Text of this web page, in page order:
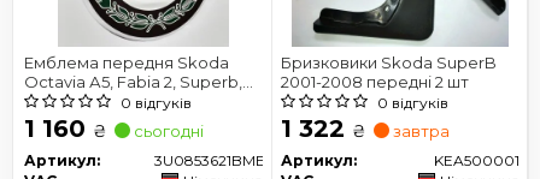
Емблема передня Skoda
Octavia А5, Fabia 2, Superb,
Roomster, Yeti (діаметр 88
мм)
0 відгуків
1 160 ₴ сьогодні
Артикул:
3U0853621BMEL
Бризковики Skoda SuperB
2001-2008 передні 2 шт
0 відгуків
1 322 ₴ завтра
Артикул:
KEA500001